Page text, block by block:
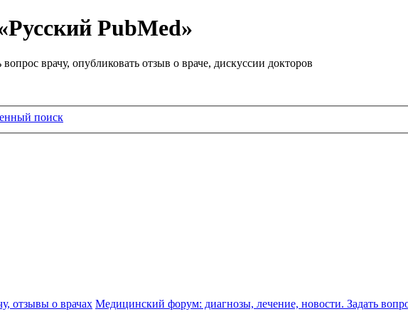
PubMed»
врачу, опубликовать отзыв о враче, дискуссии докторов
поиск
отзывы о врачах Медицинский форум: диагнозы, лечение, новости. Задать